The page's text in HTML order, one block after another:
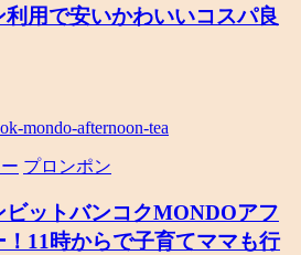
利用で安いかわいいコスパ良
プロンポン
ビットバンコクMONDOアフ
！11時からで子育てママも行